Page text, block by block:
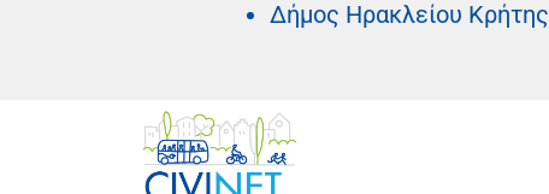
Δήμος Ηρακλείου Κρήτης